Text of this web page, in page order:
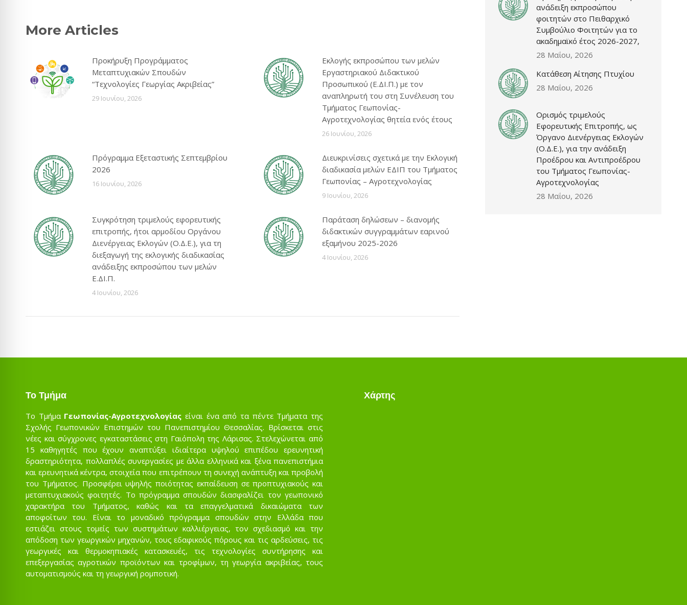
More Articles
Προκήρυξη Προγράμματος
Μεταπτυχιακών Σπουδών
“Τεχνολογίες Γεωργίας Ακριβείας”
29 Ιουνίου, 2026
Εκλογής εκπροσώπου των μελών
Εργαστηριακού Διδακτικού
Προσωπικού (Ε.ΔΙ.Π.) με τον
αναπληρωτή του στη Συνέλευση του
Τμήματος Γεωπονίας-
Αγροτεχνολογίας θητεία ενός έτους
26 Ιουνίου, 2026
Πρόγραμμα Εξεταστικής Σεπτεμβρίου
2026
16 Ιουνίου, 2026
Διευκρινίσεις σχετικά με την Εκλογική
διαδικασία μελών ΕΔΙΠ του Τμήματος
Γεωπονίας – Αγροτεχνολογίας
9 Ιουνίου, 2026
Συγκρότηση τριμελούς εφορευτικής
επιτροπής, ήτοι αρμοδίου Οργάνου
Διενέργειας Εκλογών (Ο.Δ.Ε.), για τη
διεξαγωγή της εκλογικής διαδικασίας
ανάδειξης εκπροσώπου των μελών
Ε.ΔΙ.Π.
4 Ιουνίου, 2026
Παράταση δηλώσεων – διανομής
διδακτικών συγγραμμάτων εαρινού
εξαμήνου 2025-2026
4 Ιουνίου, 2026
ανάδειξη εκπροσώπου
φοιτητών στο Πειθαρχικό
Συμβούλιο Φοιτητών για το
ακαδημαϊκό έτος 2026-2027,
28 Μαΐου, 2026
Κατάθεση Αίτησης Πτυχίου
28 Μαΐου, 2026
Ορισμός τριμελούς
Εφορευτικής Επιτροπής, ως
Όργανο Διενέργειας Εκλογών
(Ο.Δ.Ε.), για την ανάδειξη
Προέδρου και Αντιπροέδρου
του Τμήματος Γεωπονίας-
Αγροτεχνολογίας
28 Μαΐου, 2026
Το Τμήμα
Το Τμήμα Γεωπονίας-Αγροτεχνολογίας είναι ένα από τα πέντε Τμήματα της
Σχολής Γεωπονικών Επιστημών του Πανεπιστημίου Θεσσαλίας. Βρίσκεται στις
νέες και σύγχρονες εγκαταστάσεις στη Γαιόπολη της Λάρισας. Στελεχώνεται από
15 καθηγητές που έχουν αναπτύξει ιδιαίτερα υψηλού επιπέδου ερευνητική
δραστηριότητα, πολλαπλές συνεργασίες με άλλα ελληνικά και ξένα πανεπιστήμια
και ερευνητικά κέντρα, στοιχεία που επιτρέπουν τη συνεχή ανάπτυξη και προβολή
του Τμήματος. Προσφέρει υψηλής ποιότητας εκπαίδευση σε προπτυχιακούς και
μεταπτυχιακούς φοιτητές. Το πρόγραμμα σπουδών διασφαλίζει τον γεωπονικό
χαρακτήρα του Τμήματος, καθώς και τα επαγγελματικά δικαιώματα των
αποφοίτων του. Είναι το μοναδικό πρόγραμμα σπουδών στην Ελλάδα που
εστιάζει στους τομείς των συστημάτων καλλιέργειας, τον σχεδιασμό και την
απόδοση των γεωργικών μηχανών, τους εδαφικούς πόρους και τις αρδεύσεις, τις
γεωργικές και θερμοκηπιακές κατασκευές, τις τεχνολογίες συντήρησης και
επεξεργασίας αγροτικών προϊόντων και τροφίμων, τη γεωργία ακριβείας, τους
αυτοματισμούς και τη γεωργική ρομποτική.
Χάρτης